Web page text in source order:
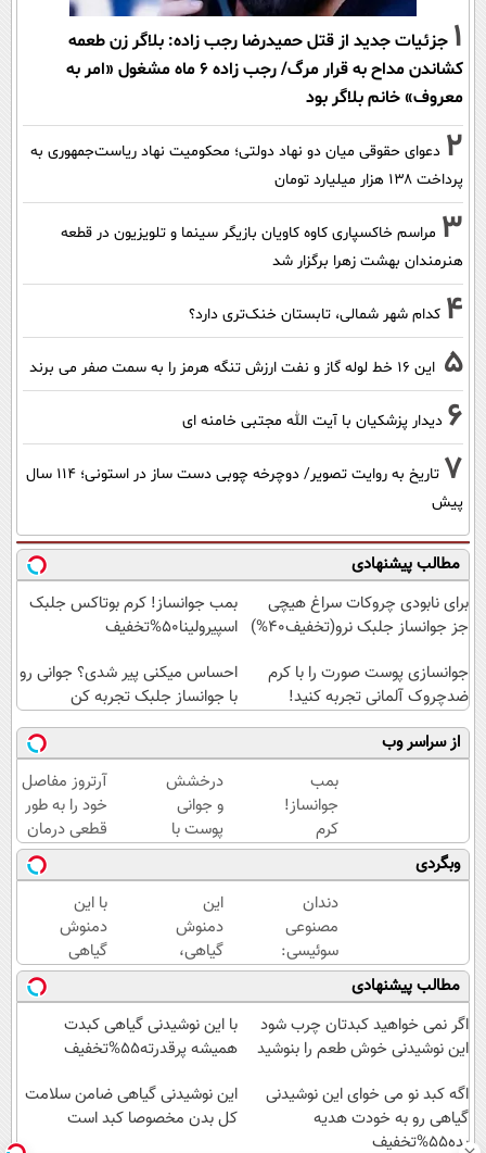
1 جزئیات جدید از قتل حمیدرضا رجب زاده: بلاگر زن طعمه
کشاندن مداح به قرار مرگ/ رجب زاده 6 ماه مشغول «امر به
معروف» خانم بلاگر بود
2 دعوای حقوقی میان دو نهاد دولتی؛ محکومیت نهاد ریاست‌جمهوری به
پرداخت ۱۳۸ هزار میلیارد تومان
3 مراسم خاکسپاری کاوه کاویان بازیگر سینما و تلویزیون در قطعه
هنرمندان بهشت زهرا برگزار شد
4 کدام شهر شمالی، تابستان خنک‌تری دارد؟
5 این 16 خط لوله گاز و نفت ارزش تنگه هرمز را به سمت صفر می برند
6 دیدار پزشکیان با آیت الله مجتبی خامنه ای
7
تاریخ به روایت تصویر/ دوچرخه چوبی دست ساز در استونی؛ 114 سال
پیش
مطالب پیشنهادی
برای نابودی چروکات سراغ هیچی
جز جوانساز جلبک نرو(تخفیف40%)
بمب جوانساز! کرم بوتاکس جلبک
اسپیرولینا50%تخفیف
جوانسازی پوست صورت را با کرم
ضدچروک آلمانی تجربه کنید!
احساس میکنی پیر شدی؟ جوانی رو
با جوانساز جلبک تجربه کن
از سراسر وب
بمب
جوانساز!
کرم
بوتاکس
جلبک
اسپیرولینا50%تخفیف
درخشش
و جوانی
پوست با
جلبک
اسپیرولینا!
خرید
محصول با
تخفیف
ویژه
آرتروز مفاصل
خود را به طور
قطعی درمان
کنید!
◗پرسش‌نامه◖
وبگردی
دندان
مصنوعی
سوئیسی:
جدیدترین
فناوری
اروپا،
سبک و
پرداخت
قسطی
این
دمنوش
گیاهی،
ناجی کبد
شماست55%تخفیف
با این
دمنوش
گیاهی
دیگه
هیچوقت
به دکتر و
دارو نیاز
نمیکنی
مطالب پیشنهادی
اگر نمی خواهید کبدتان چرب شود
این نوشیدنی خوش طعم را بنوشید
با این نوشیدنی گیاهی کبدت
همیشه پرقدرته55%تخفیف
اگه کبد نو می خوای این نوشیدنی
گیاهی رو به خودت هدیه
بده55%تخفیف
این نوشیدنی گیاهی ضامن سلامت
کل بدن مخصوصا کبد است